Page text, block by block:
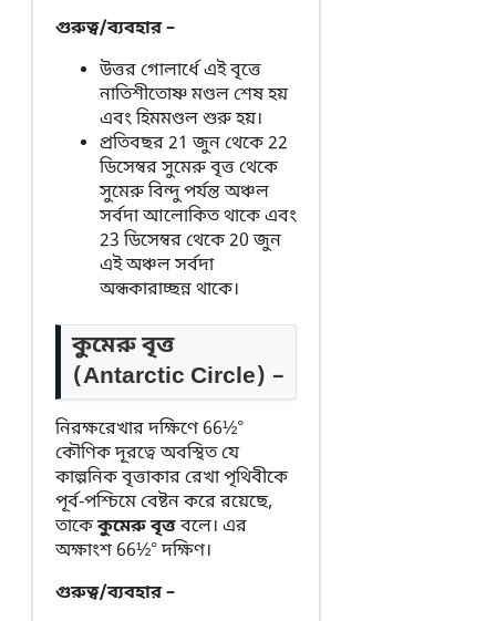
গুরুত্ব/ব্যবহার –
উত্তর গোলার্ধে এই বৃত্তে
নাতিশীতোষ্ণ মণ্ডল শেষ হয়
এবং হিমমণ্ডল শুরু হয়।
প্রতিবছর 21 জুন থেকে 22
ডিসেম্বর সুমেরু বৃত্ত থেকে
সুমেরু বিন্দু পর্যন্ত অঞ্চল
সর্বদা আলোকিত থাকে এবং
23 ডিসেম্বর থেকে 20 জুন
এই অঞ্চল সর্বদা
অন্ধকারাচ্ছন্ন থাকে।
কুমেরু বৃত্ত
(Antarctic Circle) –
নিরক্ষরেখার দক্ষিণে 66½°
কৌণিক দূরত্বে অবস্থিত যে
কাল্পনিক বৃত্তাকার রেখা পৃথিবীকে
পূর্ব-পশ্চিমে বেষ্টন করে রয়েছে,
তাকেকুমেরু বৃত্তবলে। এর
অক্ষাংশ 66½° দক্ষিণ।
গুরুত্ব/ব্যবহার –